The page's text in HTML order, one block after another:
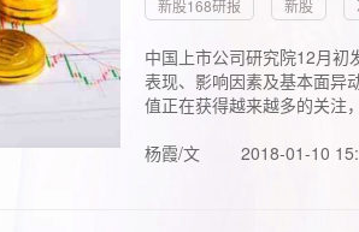
新股168研报 新股
中国上市公司研究院12月初
表现、影响因素及基本面异
值正在获得越来越多的关注
杨霞/文
2018-01-10